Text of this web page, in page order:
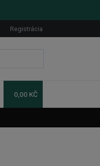
Registrácia
0,00 KČ